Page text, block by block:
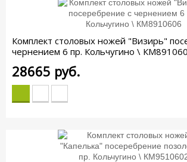
Комплект столовых ножей "Визирь"
чернением 6 пр. Кольчугино \
28665 руб.